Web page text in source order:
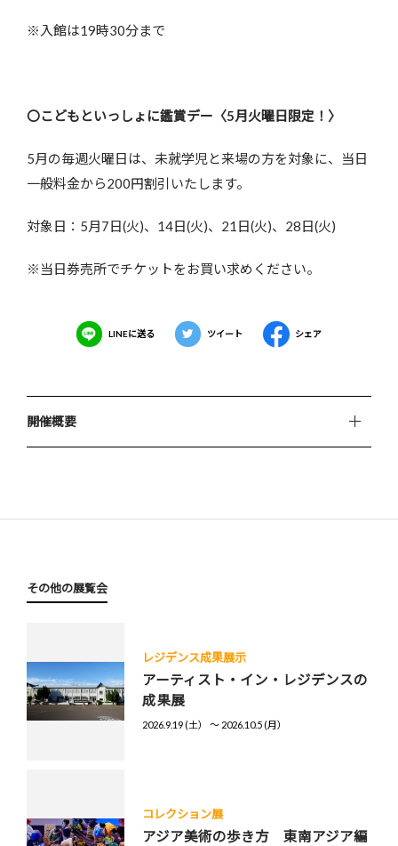
※入館は19時30分まで
〇こどもといっしょに鑑賞デー〈5月火曜日限定！〉
5月の毎週火曜日は、未就学児と来場の方を対象に、当日
一般料金から200円割引いたします。
対象日：5月7日(火)、14日(火)、21日(火)、28日(火)
※当日券売所でチケットをお買い求めください。
LINEに送る ツイート シェア
開催概要
その他の展覧会
レジデンス成果展示
アーティスト・イン・レジデンスの
成果展
2026.9.19 (土） 〜 2026.10.5 (月）
コレクション展
アジア美術の歩き方 東南アジア編